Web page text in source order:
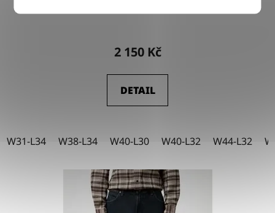
2 150 Kč
DETAIL
W31-L34 W38-L34 W40-L30 W40-L32 W44-L32